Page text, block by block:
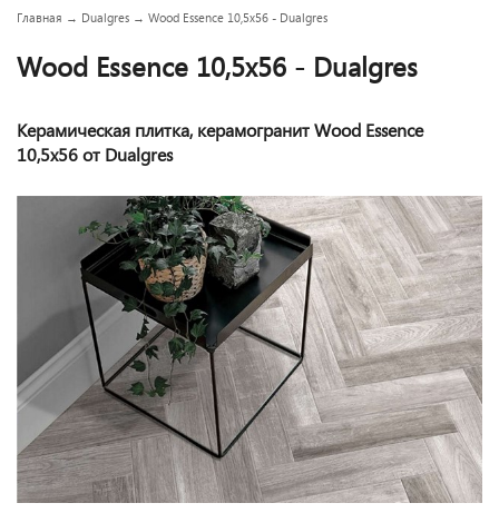
Главная → Dualgres → Wood Essence 10,5x56 - Dualgres
Wood Essence 10,5x56 - Dualgres
Керамическая плитка, керамогранит Wood Essence
10,5x56 от Dualgres